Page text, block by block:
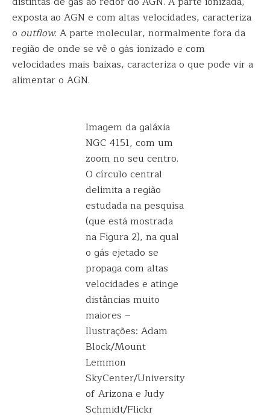
exposta ao AGN e com altas velocidades, caracteriza
o outflow. A parte molecular, normalmente fora da
região de onde se vê o gás ionizado e com
velocidades mais baixas, caracteriza o que pode vir a
alimentar o AGN.
Imagem da galáxia
NGC 4151, com um
zoom no seu centro.
O círculo central
delimita a região
estudada na pesquisa
(que está mostrada
na Figura 2), na qual
o gás ejetado se
propaga com altas
velocidades e atinge
distâncias muito
maiores –
Ilustrações: Adam
Block/Mount
Lemmon
SkyCenter/University
of Arizona e Judy
Schmidt/Flickr